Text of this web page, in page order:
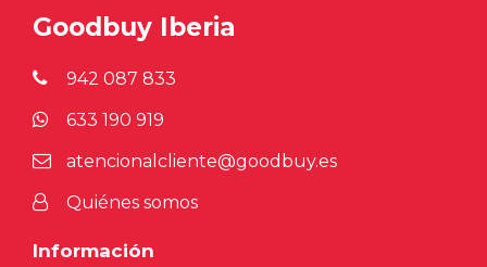
Goodbuy Iberia
942 087 833
633 190 919
atencionalcliente@goodbuy.es
Quiénes somos
Información